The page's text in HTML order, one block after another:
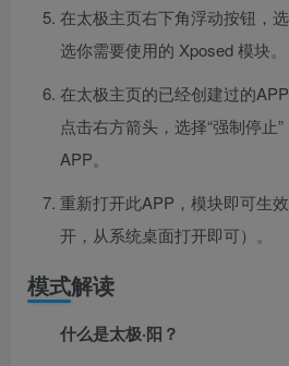
在太极主页右下角浮动按钮，
选你需要使用的 Xposed 模块。
在太极主页的已经创建过的
点击右方箭头，选择“强制停止
APP。
重新打开此APP，模块即可生
开，从系统桌面打开即可）。
模式解读
什么是太极·阳？